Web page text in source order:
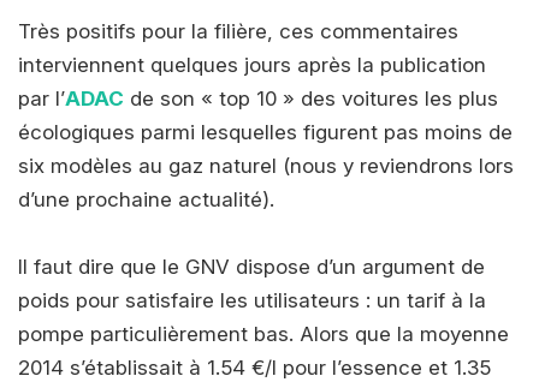
Très positifs pour la filière, ces commentaires
interviennent quelques jours après la publication
par l’ADAC de son « top 10 » des voitures les plus
écologiques parmi lesquelles figurent pas moins de
six modèles au gaz naturel (nous y reviendrons lors
d’une prochaine actualité).
Il faut dire que le GNV dispose d’un argument de
poids pour satisfaire les utilisateurs : un tarif à la
pompe particulièrement bas. Alors que la moyenne
2014 s’établissait à 1.54 €/l pour l’essence et 1.35